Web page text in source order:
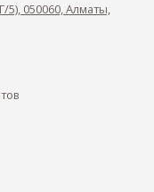
050060, Алматы,